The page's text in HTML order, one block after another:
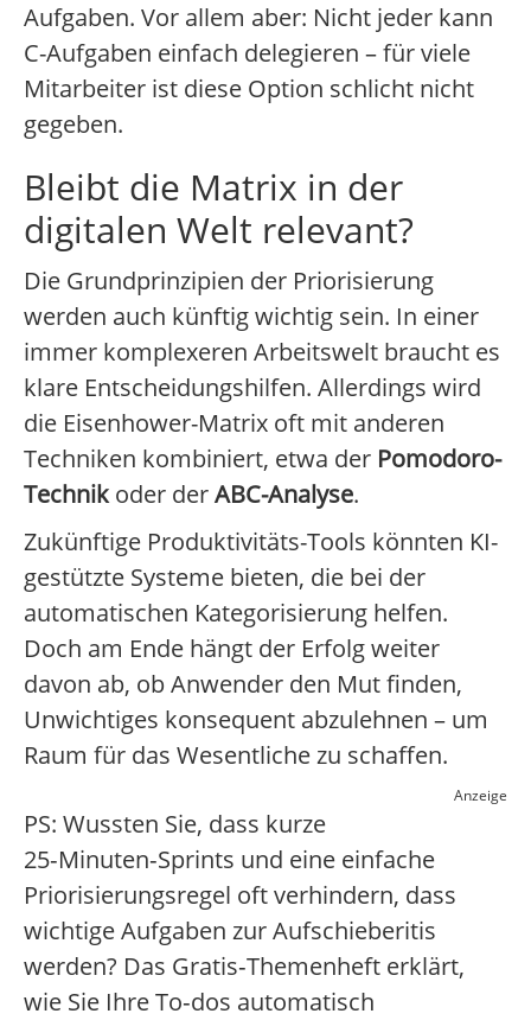
Aufgaben. Vor allem aber: Nicht jeder kann
C-Aufgaben einfach delegieren – für viele
Mitarbeiter ist diese Option schlicht nicht
gegeben.
Bleibt die Matrix in der
digitalen Welt relevant?
Die Grundprinzipien der Priorisierung
werden auch künftig wichtig sein. In einer
immer komplexeren Arbeitswelt braucht es
klare Entscheidungshilfen. Allerdings wird
die Eisenhower-Matrix oft mit anderen
Techniken kombiniert, etwa der Pomodoro-
Technikoder derABC-Analyse.
Zukünftige Produktivitäts-Tools könnten KI-
gestützte Systeme bieten, die bei der
automatischen Kategorisierung helfen.
Doch am Ende hängt der Erfolg weiter
davon ab, ob Anwender den Mut finden,
Unwichtiges konsequent abzulehnen – um
Raum für das Wesentliche zu schaffen.
Anzeige
PS: Wussten Sie, dass kurze
25‑Minuten‑Sprints und eine einfache
Priorisierungsregel oft verhindern, dass
wichtige Aufgaben zur Aufschieberitis
werden? Das Gratis‑Themenheft erklärt,
wie Sie Ihre To‑dos automatisch